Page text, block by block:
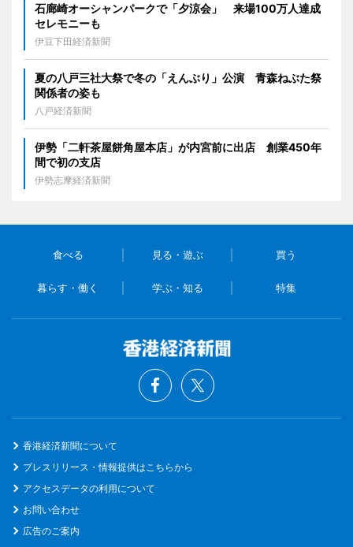
石廊崎オーシャンパークで「夕涼会」 来場100万人達成
セレモニーも
伊豆下田経済新聞
夏の八戸三社大祭で冬の「えんぶり」公演 青森ねぶた祭
関係者の姿も
八戸経済新聞
伊勢「二軒茶屋餅角屋本店」が内宮前に出店 創業450年
間で初の支店
伊勢志摩経済新聞
食べる 見る・遊ぶ 買う
暮らす・働く 学ぶ・知る 特集
香港経済新聞について
プレスリリース・情報提供はこちらから
アクセスデータの利用について
お問い合わせ
広告のご案内